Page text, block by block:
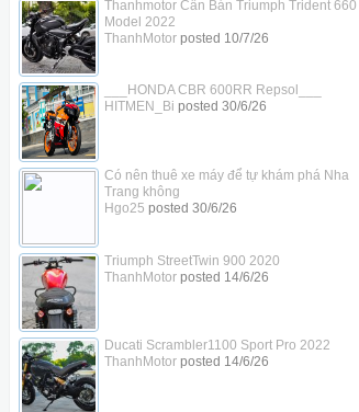
Thanhmotor Cần Bán Triumph Trident 660
Model 2022
ThanhMotorposted 10/7/26
___HONDA CBR 600RR Repsol___
HITMEN_Bi posted 30/6/26
Có nên thuê xe máy để tự khám phá Nha
Trang không
Hgo25 posted 30/6/26
Triumph StreetTwin 900 2020
ThanhMotorposted 14/6/26
Ducati Scrambler1100 Sport Pro 2022
ThanhMotorposted 14/6/26